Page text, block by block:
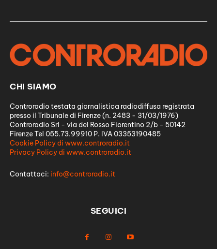
CHI SIAMO
Controradio testata giornalistica radiodiffusa registrata
presso il Tribunale di Firenze (n. 2483 - 31/03/1976)
Controradio Srl - via del Rosso Fiorentino 2/b - 50142
Firenze Tel 055.73.99910 P. IVA 03353190485
Cookie Policy di www.controradio.it
Privacy Policy di www.controradio.it
Contattaci: info@controradio.it
SEGUICI